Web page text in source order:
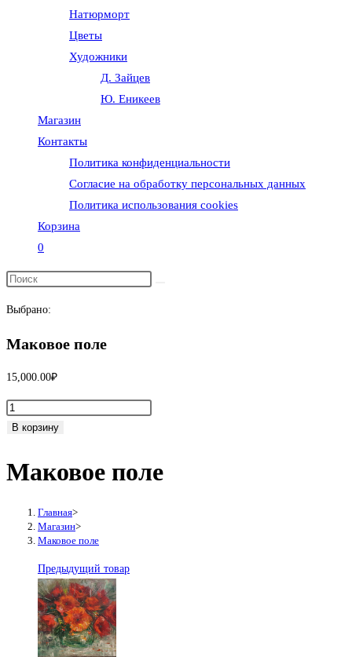
Натюрморт
Цветы
Художники
Д. Зайцев
Ю. Еникеев
Магазин
Контакты
Политика конфиденциальности
Согласие на обработку персональных данных
Политика использования cookies
Корзина
0
поиск
по
сайту
Выбрано:
Маковое поле
15,000.00₽
Количество
товара
поле
В корзину
Маковое поле
Главная>
Магазин>
Маковое поле
Предыдущий товар